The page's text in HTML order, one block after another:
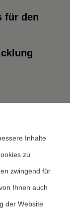
für den
Seite 4 von 5
Inhalte
zu
zwingend für
Ihnen auch
der Website